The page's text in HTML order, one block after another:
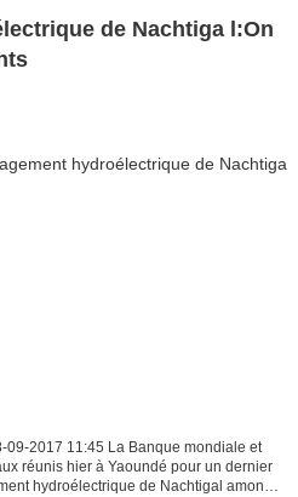
de Nachtiga l:On
09-2017 11:45 La Banque mondiale et
réunis hier à Yaoundé pour un dernier
hydroélectrique de Nachtigal amont